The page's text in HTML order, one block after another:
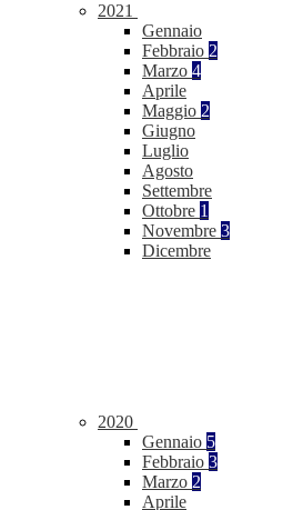
2021
Gennaio
Febbraio 2
Marzo 4
Aprile
Maggio 2
Giugno
Luglio
Agosto
Settembre
Ottobre 1
Novembre 3
Dicembre
2020
Gennaio 5
Febbraio 3
Marzo 2
Aprile